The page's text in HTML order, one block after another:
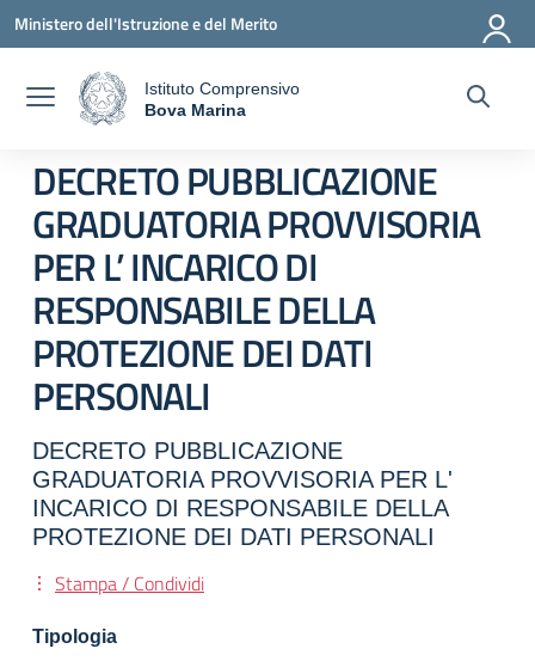
Vai ai contenuti
Vai al menu di navigazione
Vai al footer
Ministero dell'Istruzione e del Merito
Istituto Comprensivo
Bova Marina
DECRETO PUBBLICAZIONE
GRADUATORIA PROVVISORIA
PER L’ INCARICO DI
RESPONSABILE DELLA
PROTEZIONE DEI DATI
PERSONALI
DECRETO PUBBLICAZIONE
GRADUATORIA PROVVISORIA PER L'
INCARICO DI RESPONSABILE DELLA
PROTEZIONE DEI DATI PERSONALI
Stampa / Condividi
Tipologia